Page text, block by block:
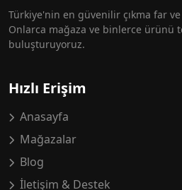
Türkiye'nin en güvenilir çıkma far
Onlarca mağaza ve binlerce ürünü
buluşturuyoruz.
Hızlı Erişim
Anasayfa
Mağazalar
Blog
İletişim & Destek